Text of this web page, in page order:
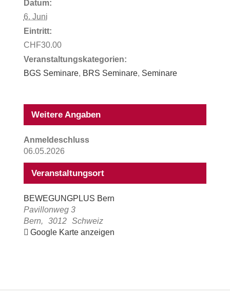
Datum:
6. Juni
Eintritt:
CHF30.00
Veranstaltungskategorien:
BGS Seminare, BRS Seminare, Seminare
Veranstaltungsort
BEWEGUNGPLUS Bern
Pavillonweg 3
Bern, 3012
Schweiz
Google Karte anzeigen
Weitere Angaben
Anmeldeschluss
06.05.2026